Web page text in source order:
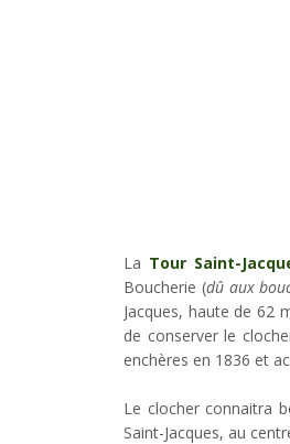
La Tour Saint-
Boucherie (dû aux
Jacques, haute de 62
de conserver le
enchères en 1836 et
Le clocher connaitra
Saint-Jacques, au